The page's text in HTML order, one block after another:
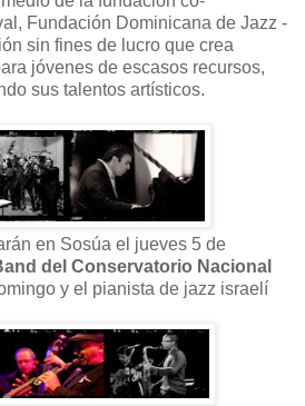
Fundación Dominicana de Jazz -
sin fines de lucro que crea
jóvenes de escasos recursos,
sus talentos artísticos.
en Sosúa el jueves 5 de
del Conservatorio Nacional
y el pianista de jazz israelí